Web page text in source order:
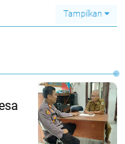
Tampilkan